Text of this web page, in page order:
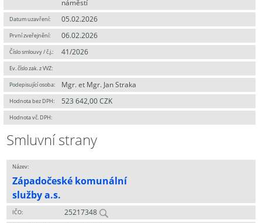
náměstí
Datum uzavření: 05.02.2026
První zveřejnění: 06.02.2026
Číslo smlouvy / č.j.: 41/2026
Ev. číslo zak. z VVZ:
Podepisující osoba: Mgr. et Mgr. Jan Straka
Hodnota bez DPH: 523 642,00 CZK
Hodnota vč. DPH:
Smluvní strany
Název:
Západočeské komunální
služby a.s.
IČO: 25217348